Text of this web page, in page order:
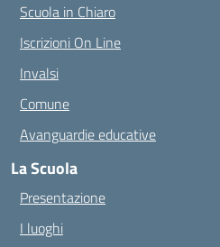
Scuola in Chiaro
Iscrizioni On Line
Invalsi
Comune
Avanguardie educative
La Scuola
Presentazione
I luoghi